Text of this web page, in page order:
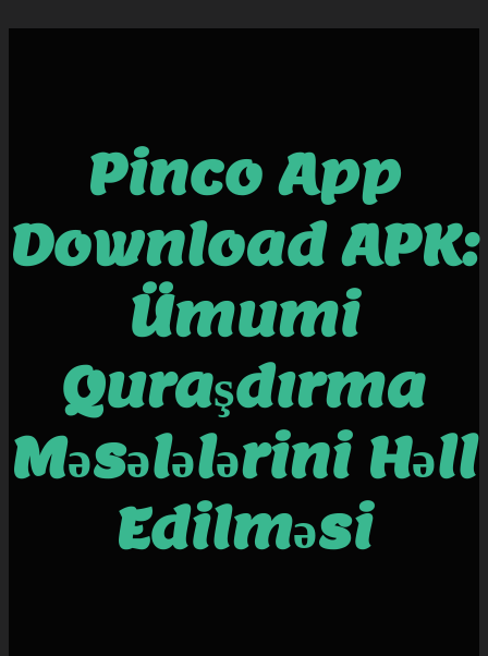
Pinco App
Download APK:
Ümumi
Quraşdırma
Məsələlərini Həll
Edilməsi